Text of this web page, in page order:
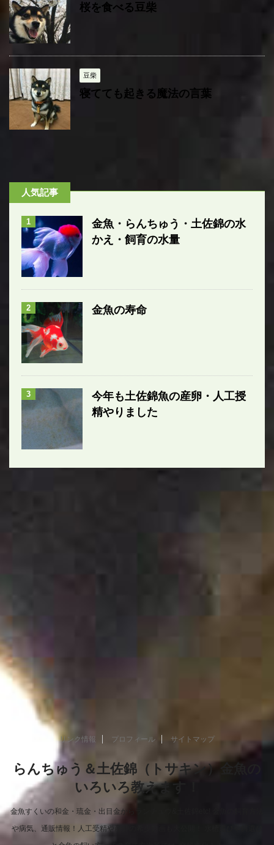
桜を食べる豆柴
豆柴
寝てても起きる魔法の言葉
人気記事
1
金魚・らんちゅう・土佐錦の水
かえ・飼育の水量
2 金魚の寿命
3
今年も土佐錦魚の産卵・人工授
精やりました
リンク情報 プロフィール サイトマップ
らんちゅう＆土佐錦（トサキン）金魚の
いろいろ教えます！
金魚すくいの和金・琉金・出目金からランチュウ&土佐錦etc! 金魚の飼育方法
や病気、通販情報！人工受精や産卵の希少動画も大公開！ 水槽選びや餌選び